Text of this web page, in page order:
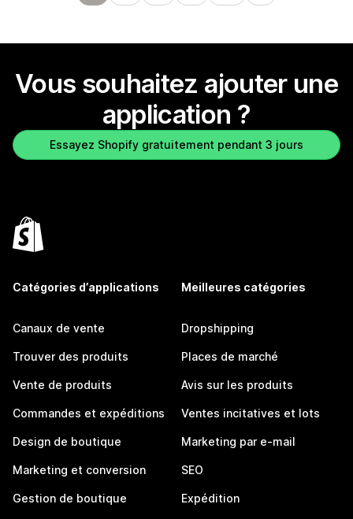
Vous souhaitez ajouter une
application ?
Essayez Shopify gratuitement pendant 3 jours
Catégories d’applications
Canaux de vente
Trouver des produits
Vente de produits
Commandes et expéditions
Design de boutique
Marketing et conversion
Gestion de boutique
Meilleures catégories
Dropshipping
Places de marché
Avis sur les produits
Ventes incitatives et lots
Marketing par e-mail
SEO
Expédition